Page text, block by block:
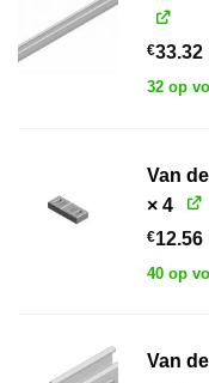
€33.32
32 op
Van
× 4
€12.56
40 op
Van